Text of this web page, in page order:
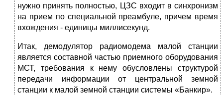
нужно принять полностью, ЦЗС входит в синхронизм
на прием по специальной преамбуле, причем время
вхождения - единицы миллисекунд.
Итак, демодулятор радиомодема малой станции
является составной частью приемного оборудования
МСТ, требования к нему обусловлены структурой
передачи информации от центральной земной
станции к малой земной станции системы «Банкир».